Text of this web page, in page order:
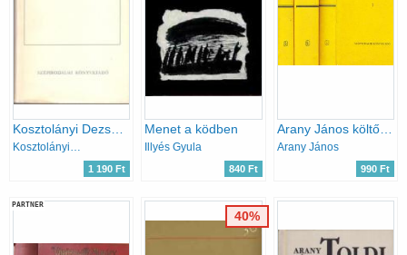
1 190 Ft
Menet a ködben
Illyés Gyula
840 Ft
Arany János költői művei I-III. (Nagy Klasszikusok)
Arany János
990 Ft
PARTNER
40%